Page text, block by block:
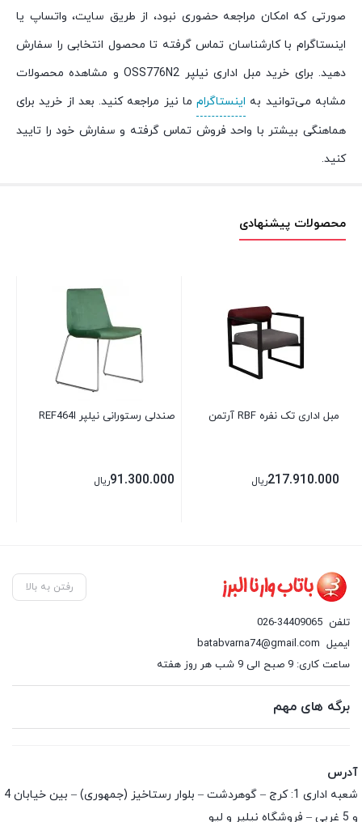
صورتی که امکان مراجعه حضوری نبود، از طریق سایت، واتساپ یا
اینستاگرام با کارشناسان تماس گرفته تا محصول انتخابی را سفارش
دهید. برای خرید مبل اداری نیلپر OSS776N2 و مشاهده محصولات
مشابه می‌توانید به اینستاگرامما نیز مراجعه کنید. بعد از خرید برای
هماهنگی بیشتر با واحد فروش تماس گرفته و سفارش خود را تایید
کنید.
محصولات پیشنهادی
مبل اداری تک نفره RBF آرتمن
217.910.000ریال
صندلی رستورانی نیلپر REF464I
91.300.000ریال
رفتن به بالا
تلفن 026-34409065
ایمیل batabvarna74@gmail.com
ساعت کاری: 9 صبح الی 9 شب هر روز هفته
برگه های مهم
آدرس
شعبه اداری 1: کرج – گوهردشت – بلوار رستاخیز (جمهوری) – بین خیابان 4
و 5 غربی – فروشگاه نیلپر و لیو